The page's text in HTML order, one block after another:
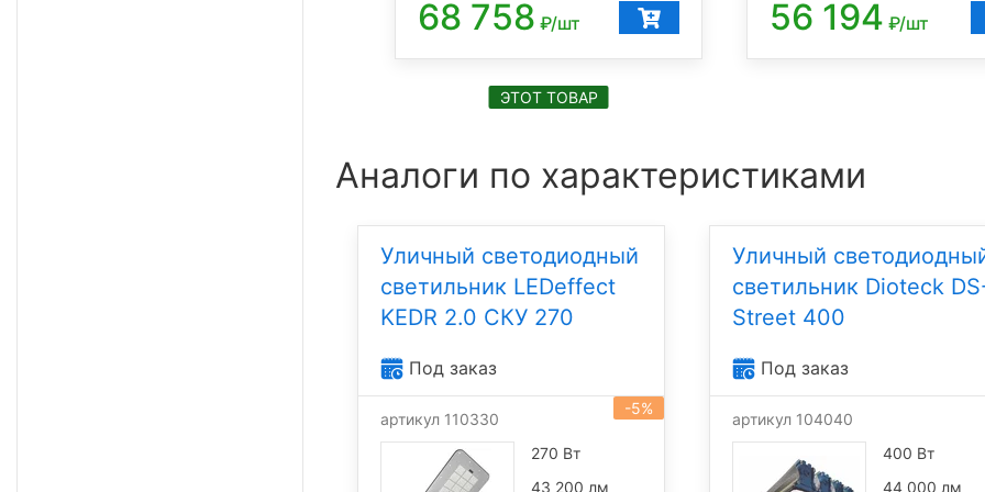
68 758 ₽/шт
ЭТОТ ТОВАР
56 194 ₽/шт
Аналоги по характеристиками
Уличный светодиодный
светильник LEDeffect
KEDR 2.0 СКУ 270
Под заказ
-5%
артикул 110330
270 Вт
43 200 лм
Уличный
светильник Dioteck
Street 400
Под заказ
артикул 104040
400 Вт
44 000 лм